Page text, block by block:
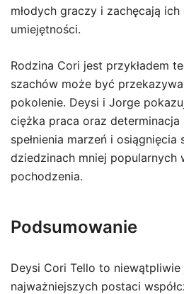
młodych graczy i zachęcają
umiejętności.
Rodzina Cori jest przykładem
szachów może być
pokolenie. Deysi i Jorge
ciężka praca oraz
spełnienia marzeń i osiągnięcia
dziedzinach mniej popularnych
pochodzenia.
Podsumowanie
Deysi Cori Tello to niewątpliwie
najważniejszych postaci